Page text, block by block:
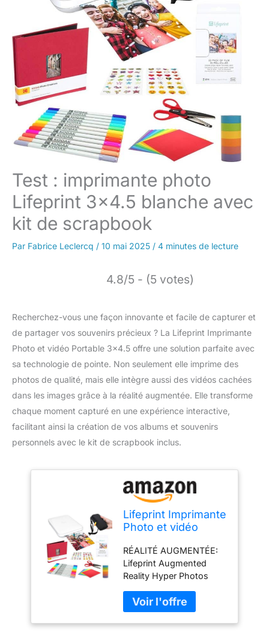
Test : imprimante photo
Lifeprint 3×4.5 blanche avec
kit de scrapbook
Par Fabrice Leclercq / 10 mai 2025 / 4 minutes de lecture
4.8/5 - (5 votes)
Recherchez-vous une façon innovante et facile de capturer et
de partager vos souvenirs précieux ? La Lifeprint Imprimante
Photo et vidéo Portable 3×4.5 offre une solution parfaite avec
sa technologie de pointe. Non seulement elle imprime des
photos de qualité, mais elle intègre aussi des vidéos cachées
dans les images grâce à la réalité augmentée. Elle transforme
chaque moment capturé en une expérience interactive,
facilitant ainsi la création de vos albums et souvenirs
personnels avec le kit de scrapbook inclus.
Lifeprint Imprimante
Photo et vidéo
(Blanc) Kit de
Scrapbook
RÉALITÉ AUGMENTÉE:
Lifeprint Augmented
Reality Hyper Photos
l'intérieur de vos photos
pour qu'elles prennent
vie de manière magique